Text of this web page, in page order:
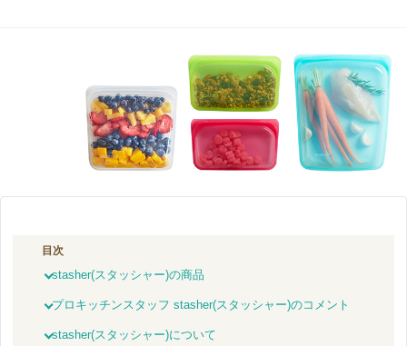
つきじ常陸屋 柳宗理
閉じる
目次
stasher(スタッシャー)の商品
プロキッチンスタッフ stasher(スタッシャー)のコメント
stasher(スタッシャー)について